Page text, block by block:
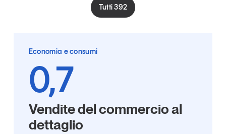
Retail e brand
Grandi temi
Magazine
Articoli
Opinioni
Dossier
Tutti392
Economia e consumi
0,7
Vendite del commercio al
dettaglio